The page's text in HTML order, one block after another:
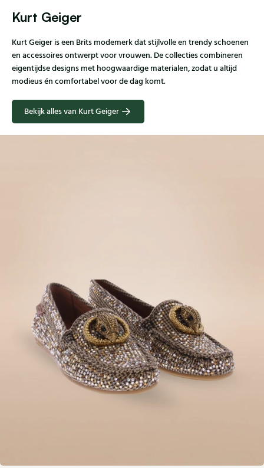
Kurt Geiger
Kurt Geiger is een Brits modemerk dat stijlvolle en trendy schoenen
en accessoires ontwerpt voor vrouwen. De collecties combineren
eigentijdse designs met hoogwaardige materialen, zodat u altijd
modieus én comfortabel voor de dag komt.
Bekijk alles van Kurt Geiger